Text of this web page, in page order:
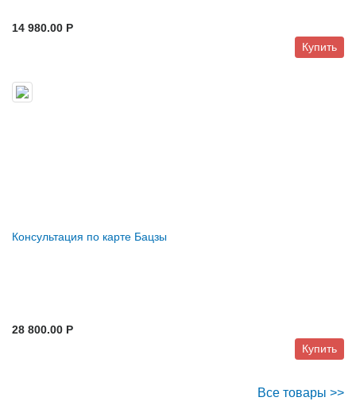
14 980.00 P
Купить
Консультация по карте Бацзы
28 800.00 P
Купить
Все товары >>